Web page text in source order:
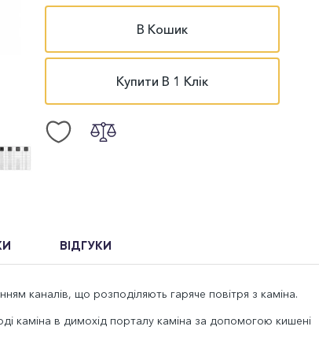
В Кошик
Купити В 1 Клік
ВІДГУКИ
каналів, що розподіляють гаряче повітря з каміна.
каміна в димохід порталу каміна за допомогою кишені